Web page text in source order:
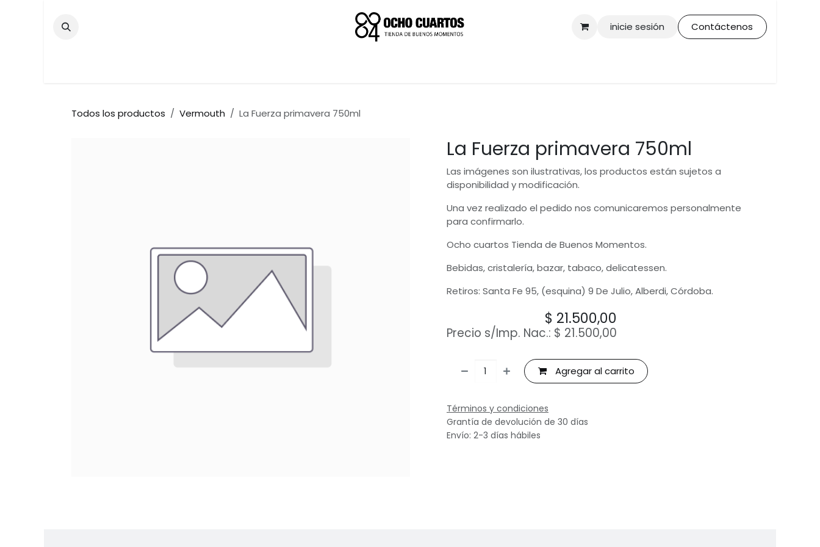
inicie sesión
Contáctenos
Todos los productos Vermouth La Fuerza primavera 750ml
La Fuerza primavera 750ml
Las imágenes son ilustrativas, los productos están sujetos a
disponibilidad y modificación.
Una vez realizado el pedido nos comunicaremos personalmente
para confirmarlo.
Ocho cuartos Tienda de Buenos Momentos.
Bebidas, cristalería, bazar, tabaco, delicatessen.
Retiros: Santa Fe 95, (esquina) 9 De Julio, Alberdi, Córdoba.
$ 21.500,00
Precio s/Imp. Nac.: $ 21.500,00
Agregar al carrito
Términos y condiciones
Grantía de devolución de 30 días
Envío: 2-3 días hábiles